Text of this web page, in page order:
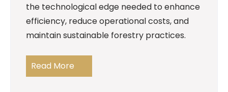
the technological edge needed to enhance
efficiency, reduce operational costs, and
maintain sustainable forestry practices.
Read More